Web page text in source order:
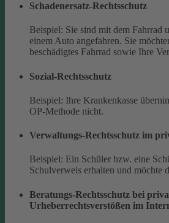
Schadenersatz-Rechtsschutz
Beispiel: Sie sind mit dem Fahrrad
einem Auto angefahren. Sie
beschädigtes Fahrrad sowie Ihre
Sozial-Rechtsschutz
Beispiel: Ihre Krankenkasse
OP-Methode nicht.
Verwaltungs-Rechtsschutz im
Beispiel: Ein Schüler bzw. eine
Schulverweis erhalten und möchte
Beratungs-Rechtsschutz bei
Urheberrechtsverstößen im